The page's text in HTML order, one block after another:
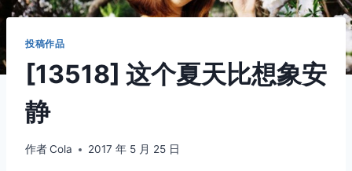
投稿作品
[13518] 这个夏天比想象安
静
作者Cola 2017 年 5 月 25 日